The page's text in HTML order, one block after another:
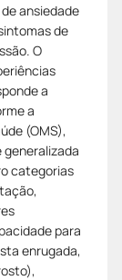
ansiedade
de
O
a
a
(OMS),
categorias
para
enrugada,